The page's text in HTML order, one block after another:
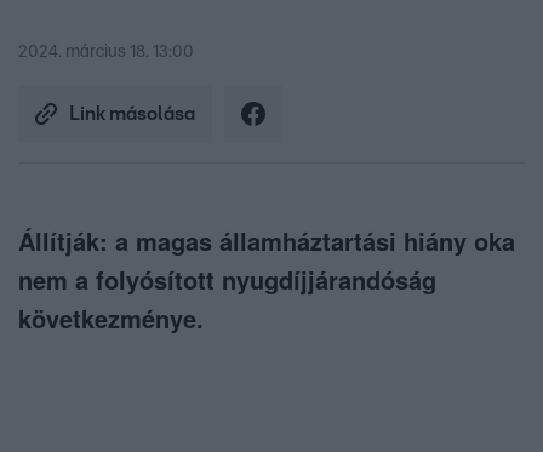
2024. március 18. 13:00
Link másolása
Állítják: a magas államháztartási hiány oka
nem a folyósított nyugdíjjárandóság
következménye.